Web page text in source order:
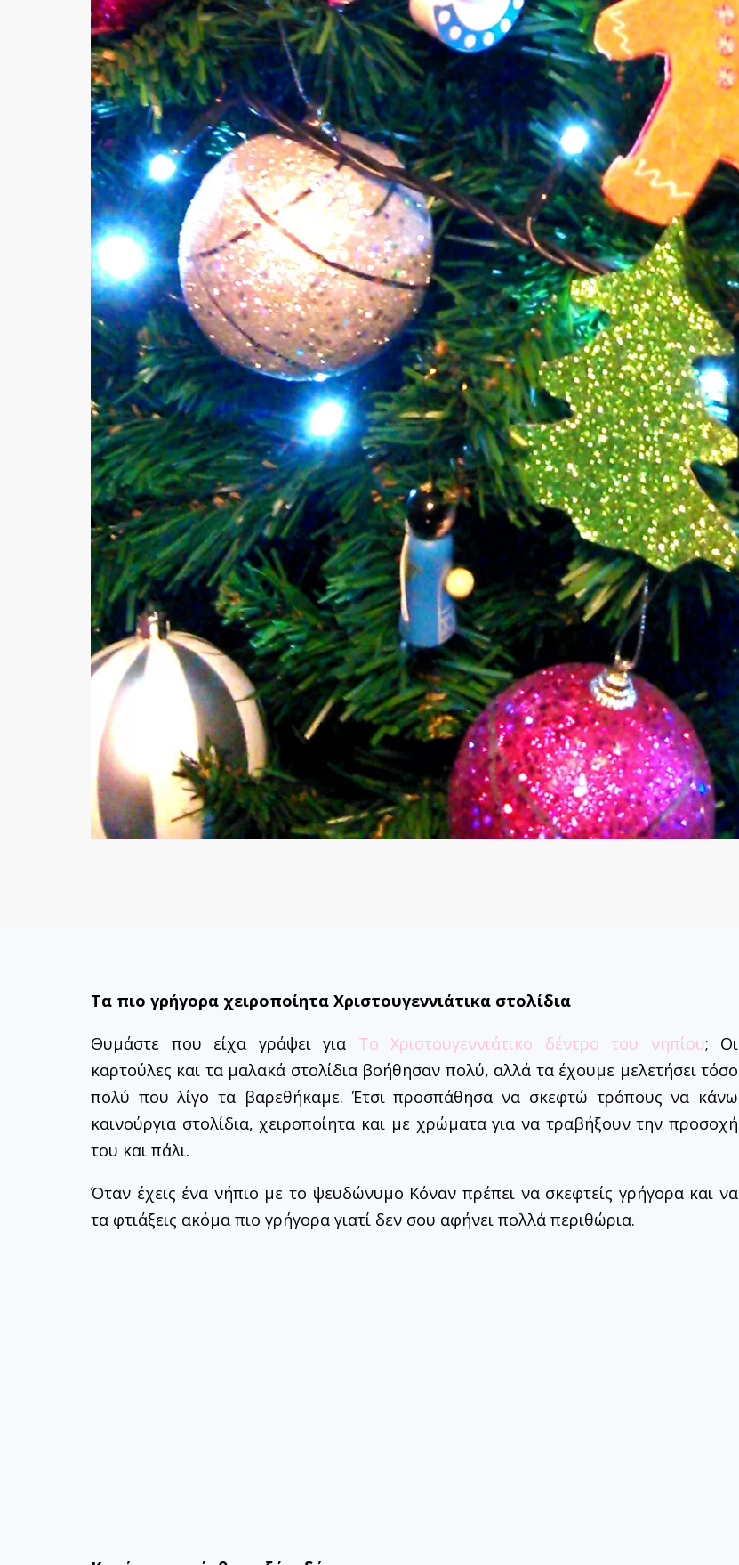
Τα πιο γρήγορα χειροποίητα Χριστουγεννιάτικα στολίδια
Θυμάστε που είχα γράψει για Το Χριστουγεννιάτικο δέντρο του νηπίου; Οι
καρτούλες και τα μαλακά στολίδια βοήθησαν πολύ, αλλά τα έχουμε μελετήσει τόσο
πολύ που λίγο τα βαρεθήκαμε. Έτσι προσπάθησα να σκεφτώ τρόπους να κάνω
καινούργια στολίδια, χειροποίητα και με χρώματα για να τραβήξουν την προσοχή
του και πάλι.
Όταν έχεις ένα νήπιο με το ψευδώνυμο Κόναν πρέπει να σκεφτείς γρήγορα και να
τα φτιάξεις ακόμα πιο γρήγορα γιατί δεν σου αφήνει πολλά περιθώρια.